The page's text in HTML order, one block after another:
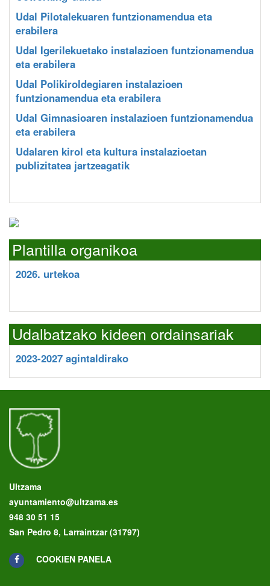
Udal Pilotalekuaren funtzionamendua eta
erabilera
Udal Igerilekuetako instalazioen funtzionamendua
eta erabilera
Udal Polikiroldegiaren instalazioen
funtzionamendua eta erabilera
Udal Gimnasioaren instalazioen funtzionamendua
eta erabilera
Udalaren kirol eta kultura instalazioetan
publizitatea jartzeagatik
Plantilla organikoa
2026. urtekoa
Udalbatzako kideen ordainsariak
2023-2027 agintaldirako
Ultzama
ayuntamiento@ultzama.es
948 30 51 15
San Pedro 8, Larraintzar (31797)
COOKIEN PANELA